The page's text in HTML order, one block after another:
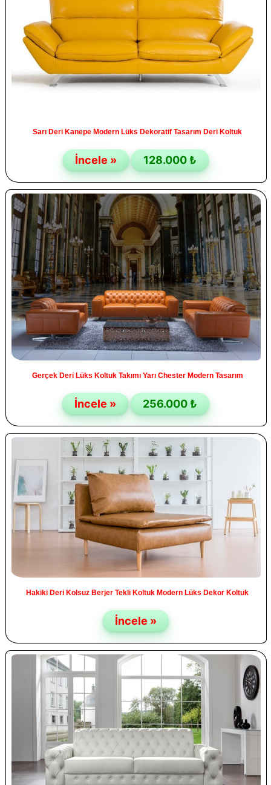
Sarı Deri Kanepe Modern Lüks Dekoratif Tasarım Deri Koltuk
İncele » 128.000 ₺
Gerçek Deri Lüks Koltuk Takımı Yarı Chester Modern Tasarım
İncele » 256.000 ₺
Hakiki Deri Kolsuz Berjer Tekli Koltuk Modern Lüks Dekor Koltuk
İncele »